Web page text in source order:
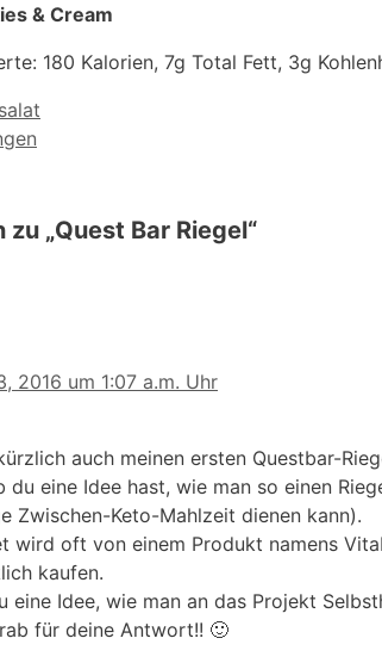
& Cream
180 Kalorien, 7g Total Fett, 3g
zu „Quest Bar Riegel“
2016 um 1:07 a.m. Uhr
auch meinen ersten Questbar-
du eine Idee hast, wie man so einen
Zwischen-Keto-Mahlzeit dienen kann).
wird oft von einem Produkt namens
kaufen.
eine Idee, wie man an das Projekt
für deine Antwort!! 🙂